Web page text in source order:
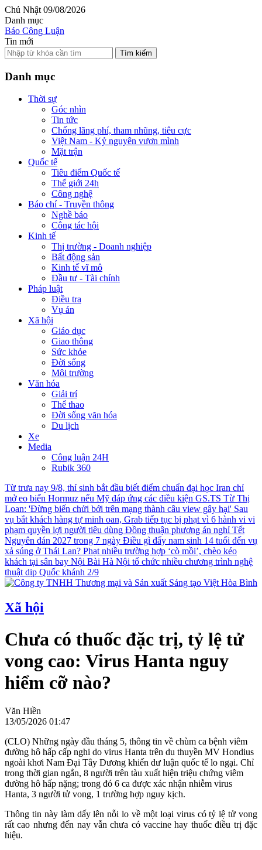
Chủ Nhật 09/08/2026
Danh mục
Báo Công Luận
Tin mới
Tìm kiếm
Danh mục
Thời sự
Góc nhìn
Tin tức
Chống lãng phí, tham nhũng, tiêu cực
Việt Nam - Kỷ nguyên vươn mình
Mặt trận
Quốc tế
Tiêu điểm Quốc tế
Thế giới 24h
Công nghệ
Báo chí - Truyền thông
Nghề báo
Công tác hội
Kinh tế
Thị trường - Doanh nghiệp
Bất động sản
Kinh tế vĩ mô
Đầu tư - Tài chính
Pháp luật
Điều tra
Vụ án
Xã hội
Giáo dục
Giao thông
Sức khỏe
Đời sống
Môi trường
Văn hóa
Giải trí
Thể thao
Đời sống văn hóa
Du lịch
Xe
Media
Công luận 24H
Rubik 360
Từ trưa nay 9/8, thí sinh bắt đầu biết điểm chuẩn đại học Iran chỉ
mở eo biển Hormuz nếu Mỹ đáp ứng các điều kiện GS.TS Từ Thị
Loan: 'Đừng biến chửi bới trên mạng thành câu view gây hại' Sau
vụ bắt khách hàng tự minh oan, Grab tiếp tục bị phạt vì 6 hành vi vi
phạm quyền lợi người tiêu dùng Đồng thuận phương án nghỉ Tết
Nguyên đán 2027 trong 7 ngày Điều gì đẩy nam sinh 14 tuổi đến vụ
xả súng ở Thái Lan? Phạt nhiều trường hợp ‘cò mồi’, chèo kéo
khách tại sân bay Nội Bài Hà Nội tổ chức nhiều chương trình nghệ
thuật dịp Quốc khánh 2/9
Xã hội
Chưa có thuốc đặc trị, tỷ lệ tử
vong cao: Virus Hanta nguy
hiểm cỡ nào?
Văn Hiền
13/05/2026 01:47
(CLO) Những ngày đầu tháng 5, thông tin về chùm ca bệnh viêm
đường hô hấp cấp nghi do virus Hanta trên du thuyền MV Hondius
ngoài khơi Nam Đại Tây Dương khiến dư luận quốc tế lo ngại. Chỉ
trong thời gian ngắn, 8 người trên tàu xuất hiện triệu chứng viêm
đường hô hấp nặng; trong đó 6 ca được xác nhận nhiễm virus
Hanta, 3 người tử vong, 1 trường hợp nguy kịch.
Thông tin này làm dấy lên nỗi lo về một loại virus có tỷ lệ tử vong
rất cao nhưng đến nay vẫn chưa có vaccine hay thuốc điều trị đặc
hiệu.